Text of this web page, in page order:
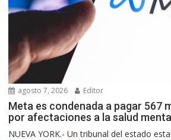
agosto 7, 2026 Editor
Meta es condenada a pagar 567
por afectaciones a la salud
NUEVA YORK.- Un tribunal del estado